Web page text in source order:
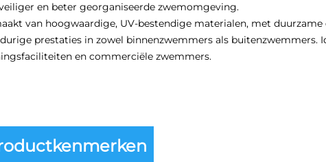
en beter georganiseerde zwemomgeving.
van hoogwaardige, UV-bestendige materialen, met
prestaties in zowel binnenzwemmers als buitenzwemmers.
en commerciële zwemmers.